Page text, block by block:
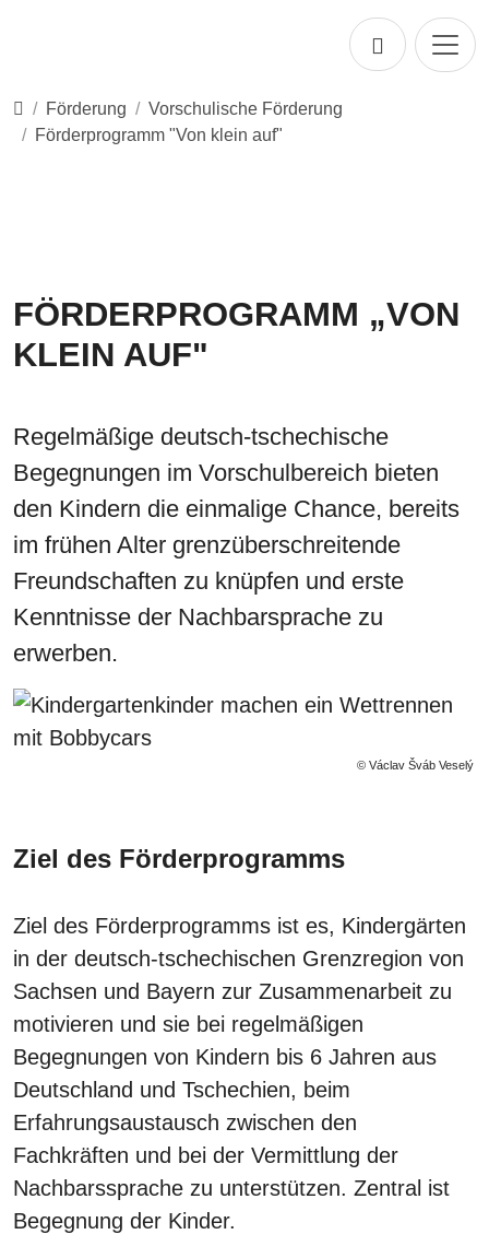
Startseite
Förderung
Vorschulische Förderung
Förderprogramm "Von klein auf"
FÖRDERPROGRAMM „VON
KLEIN AUF"
© Václav Šváb Veselý
Regelmäßige deutsch-tschechische
Begegnungen im Vorschulbereich bieten
den Kindern die einmalige Chance, bereits
im frühen Alter grenzüberschreitende
Freundschaften zu knüpfen und erste
Kenntnisse der Nachbarsprache zu
erwerben.
Ziel des Förderprogramms
Ziel des Förderprogramms ist es, Kindergärten
in der deutsch-tschechischen Grenzregion von
Sachsen und Bayern zur Zusammenarbeit zu
motivieren und sie bei regelmäßigen
Begegnungen von Kindern bis 6 Jahren aus
Deutschland und Tschechien, beim
Erfahrungsaustausch zwischen den
Fachkräften und bei der Vermittlung der
Nachbarssprache zu unterstützen. Zentral ist
Begegnung der Kinder.